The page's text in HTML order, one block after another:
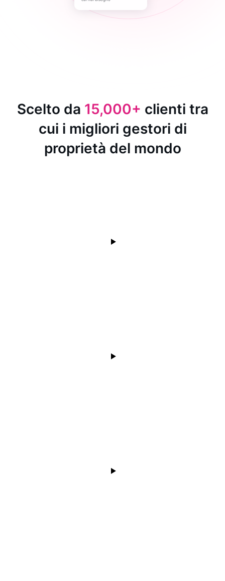
Scelto da 15,000+ clienti tra
cui i migliori gestori di
proprietà del mondo